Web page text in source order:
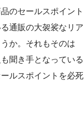
のセールスポイント
通販の大袈裟なリア
か。それもそのは
聞き手となっている
ルスポイントを必死